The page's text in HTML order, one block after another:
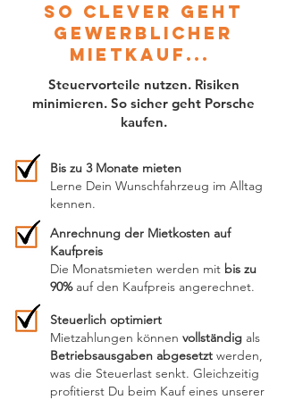
so clever geht
gewerblicher
mietkauf...
Steuervorteile nutzen. Risiken
minimieren. So sicher geht Porsche
kaufen.
Bis zu 3 Monate mieten
Lerne Dein Wunschfahrzeug im Alltag
kennen.
Anrechnung der Mietkosten auf
Kaufpreis
Die Monatsmieten werden mit bis zu
90% auf den Kaufpreis angerechnet.
Steuerlich optimiert
Mietzahlungen können vollständig als
Betriebsausgaben abgesetzt werden,
was die Steuerlast senkt. Gleichzeitig
profitierst Du beim Kauf eines unserer